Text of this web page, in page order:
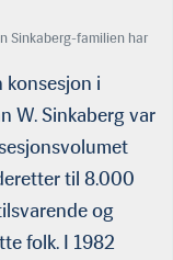
Sinkaberg-familien har
å sikre en optimal
konsesjon i
W. Sinkaberg var
til 8.000
og
folk. I 1982